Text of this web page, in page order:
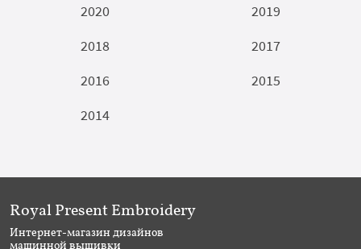
2020
2019
2018
2017
2016
2015
2014
Royal Present Embroidery
Интернет-магазин дизайнов
машинной вышивки